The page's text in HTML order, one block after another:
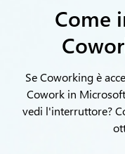
Come
SeCoworkingè
Cowork in
vedi l'interruttore?